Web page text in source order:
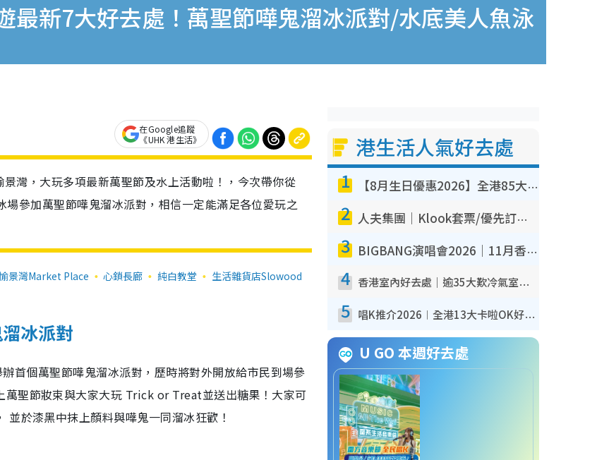
最新7大好去處！萬聖節嘩鬼溜冰派對/水底美人魚泳
在Google追蹤
《UHK 港生活》
灣，大玩多項最新萬聖節及水上活動啦！，今次帶你從
參加萬聖節嘩鬼溜冰派對，相信一定能滿足各位愛玩之
景灣Market Place 心鎖長廊 純白教堂
生活雜貨店Slowood
冰派對
首個萬聖節嘩鬼溜冰派對，歷時將對外開放給市民到場參
萬聖節妝束與大家大玩 Trick or Treat並送出糖果！大家可
於漆黑中抹上顏料與嘩鬼一同溜冰狂歡！
港生活人氣好去處
1 【8月生日優惠2026】全港85大食買玩著數攻略 自助餐/火鍋放題同行免費＋誠品/DONKI送現金券
2 人夫集團｜Klook套票/優先訂票/公開發售搶飛攻略！附票價.購票連結.場地座位表
3 BIGBANG演唱會2026｜11月香港啟德開3場！實名制VIP申請、優先購票攻略
4 香港室內好去處｜逾35大歎冷氣室內好去處推介 室內活動免費避雨無懼落雨
5 唱K推介2026︱全港13大卡啦OK好去處！最平$36起 日文K都有！(附地址+收費詳情)
U GO 本週好去處